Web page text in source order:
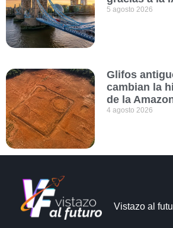
5 agosto 2026
Glifos
cambian la
de la
4 agosto 2026
Vistazo al